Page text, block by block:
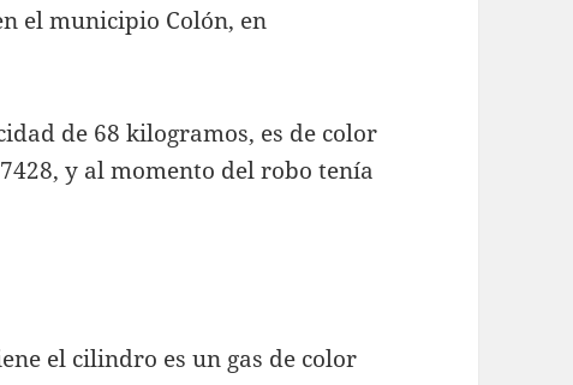
el municipio Colón, en
de 68 kilogramos, es de color
y al momento del robo tenía
el cilindro es un gas de color